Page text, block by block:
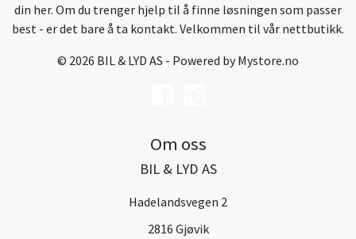
din her. Om du trenger hjelp til å finne løsningen som passer
best - er det bare å ta kontakt. Velkommen til vår nettbutikk.
© 2026 BIL & LYD AS - Powered byMystore.no
Om oss
BIL & LYD AS
Hadelandsvegen 2
2816 Gjøvik